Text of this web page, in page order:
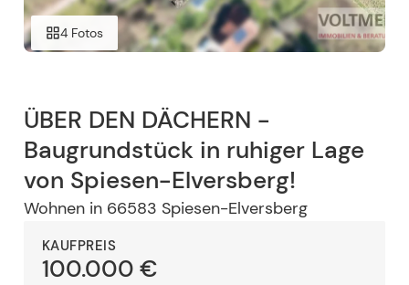
4 Fotos
ÜBER DEN DÄCHERN -
Baugrundstück in ruhiger Lage
von Spiesen-Elversberg!
Wohnen in 66583 Spiesen-Elversberg
KAUFPREIS
100.000 €